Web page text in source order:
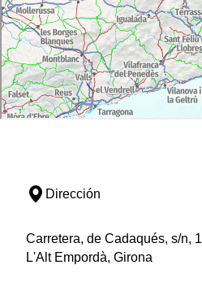
Dirección
Carretera, de Cadaqués, s/n,
L'Alt Empordà, Girona